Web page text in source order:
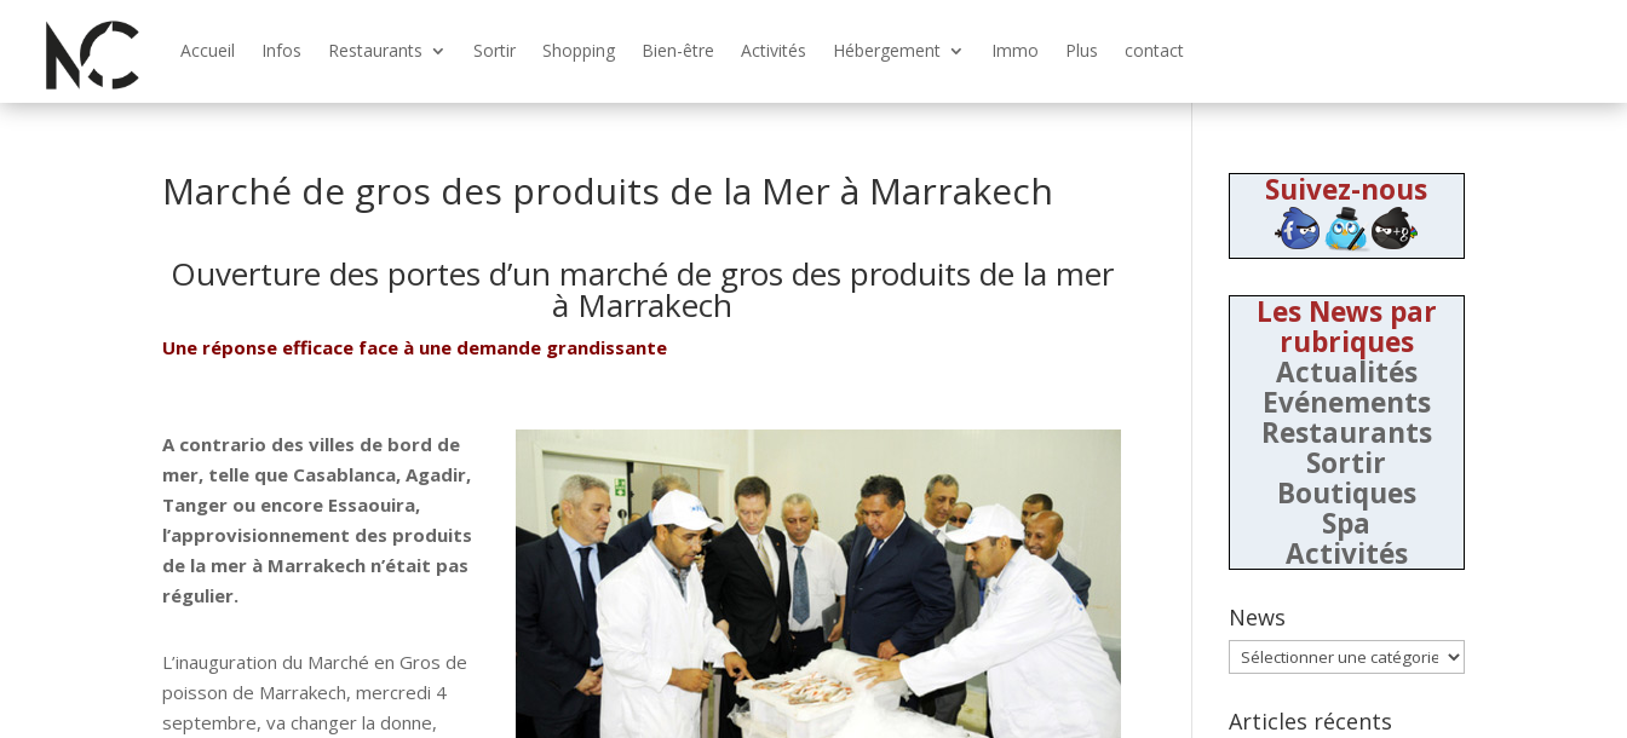
Accueil Infos Restaurants Sortir Shopping Bien-être Activités Hébergement Immo Plus contact
Marché de gros des produits de la Mer à Marrakech
Ouverture des portes d’un marché de gros des produits de la mer
à Marrakech
Une réponse efficace face à une demande grandissante
A contrario des villes de bord de
mer, telle que Casablanca, Agadir,
Tanger ou encore Essaouira,
l’approvisionnement des produits
de la mer à Marrakech n’était pas
régulier.
L’inauguration du Marché en Gros de
poisson de Marrakech, mercredi 4
septembre, va changer la donne,
Suivez-nous
Les News par
rubriques
Actualités
Evénements
Restaurants
Sortir
Boutiques
Spa
Activités
News
News
Articles récents